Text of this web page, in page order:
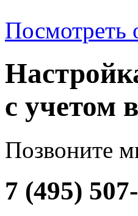
Посмотреть
с учетом
Позвоните
7 (495)